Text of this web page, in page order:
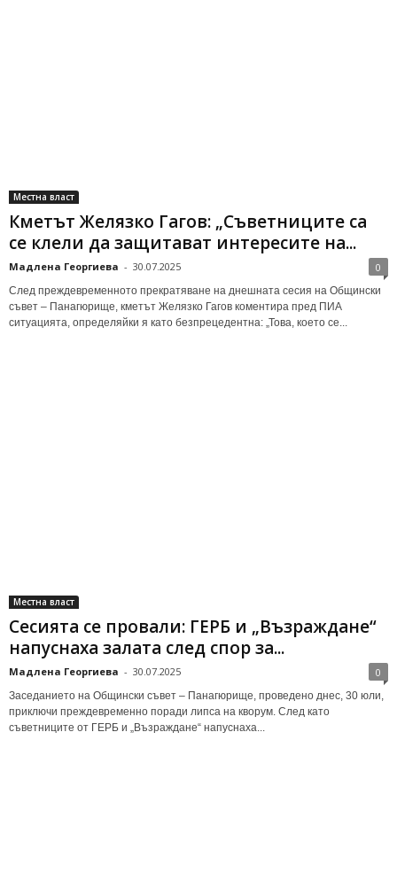
Местна власт
Кметът Желязко Гагов: „Съветниците са
се клели да защитават интересите на...
Мадлена Георгиева - 30.07.2025 0
След преждевременното прекратяване на днешната сесия на Общински
съвет – Панагюрище, кметът Желязко Гагов коментира пред ПИА
ситуацията, определяйки я като безпрецедентна: „Това, което се...
Местна власт
Сесията се провали: ГЕРБ и „Възраждане“
напуснаха залата след спор за...
Мадлена Георгиева - 30.07.2025 0
Заседанието на Общински съвет – Панагюрище, проведено днес, 30 юли,
приключи преждевременно поради липса на кворум. След като
съветниците от ГЕРБ и „Възраждане“ напуснаха...